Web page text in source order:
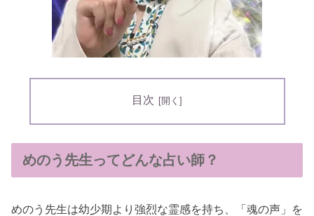
目次
めのう先生ってどんな占い師？
めのう先生は幼少期より強烈な霊感を持ち、「魂の声」を